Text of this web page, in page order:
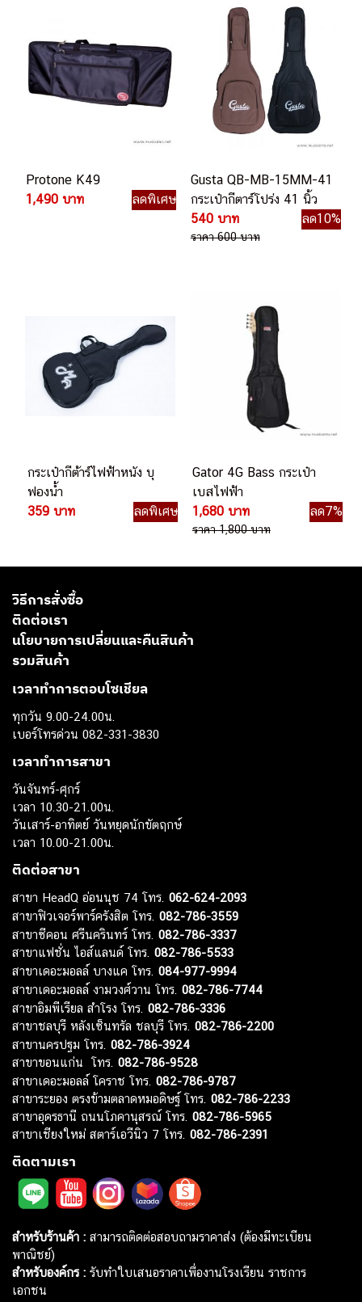
Protone K49
1,490 บาท
ลดพิเศษ
Gusta QB-MB-15MM-41
กระเป๋ากีตาร์โปร่ง 41 นิ้ว
540 บาท
ลด10%
ราคา 600 บาท
กระเป๋ากีต้าร์ไฟฟ้าหนัง บุ
ฟองน้ำ
359 บาท
ลดพิเศษ
Gator 4G Bass กระเป๋า
เบสไฟฟ้า
1,680 บาท
ลด7%
ราคา 1,800 บาท
วิธีการสั่งซื้อ
ติดต่อเรา
นโยบายการเปลี่ยนและคืนสินค้า
รวมสินค้า
เวลาทำการตอบโซเชียล
ทุกวัน 9.00-24.00น.
เบอร์โทรด่วน 082-331-3830
เวลาทำการสาขา
วันจันทร์-ศุกร์
เวลา 10.30-21.00น.
วันเสาร์-อาทิตย์ วันหยุดนักขัตฤกษ์
เวลา 10.00-21.00น.
ติดต่อสาขา
สาขา HeadQ อ่อนนุช 74 โทร. 062-624-2093
สาขาฟิวเจอร์พาร์ครังสิต โทร. 082-786-3559
สาขาซีคอน ศรีนครินทร์ โทร. 082-786-3337
สาขาแฟชั่น ไอส์แลนด์ โทร. 082-786-5533
สาขาเดอะมอลล์ บางแค โทร. 084-977-9994
สาขาเดอะมอลล์ งามวงศ์วาน โทร. 082-786-7744
สาขาอิมพีเรียล สำโรง โทร. 082-786-3336
สาขาชลบุรี หลังเซ็นทรัล ชลบุรี โทร. 082-786-2200
สาขานครปฐม โทร. 082-786-3924
สาขาขอนแก่น โทร. 082-786-9528
สาขาเดอะมอลล์ โคราช โทร. 082-786-9787
สาขาระยอง ตรงข้ามตลาดหมอดิษฐ์ โทร. 082-786-2233
สาขาอุดรธานี ถนนโภคานุสรณ์ โทร. 082-786-5965
สาขาเชียงใหม่ สตาร์เอวีนิว 7 โทร. 082-786-2391
ติดตามเรา
สำหรับร้านค้า : สามารถติดต่อสอบถามราคาส่ง (ต้องมีทะเบียน
พาณิชย์)
สำหรับองค์กร : รับทำใบเสนอราคาเพื่องานโรงเรียน ราชการ
เอกชน